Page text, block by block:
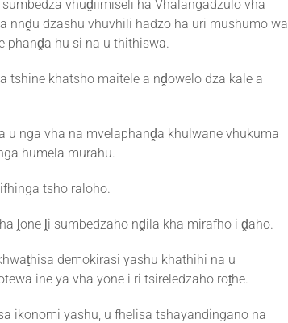
vhuḓiimiseli ha Vhalangadzulo vha
nnḓu dzashu vhuvhili hadzo ha uri mushumo wa
phanḓa hu si na u thithiswa.
tshine khatsho maitele a nḓowelo dza kale a
u nga vha na mvelaphanḓa khulwane vhukuma
humela murahu.
tsho raloho.
ḽone ḽi sumbedzaho nḓila kha mirafho i ḓaho.
demokirasi yashu khathihi na u
ine ya vha yone i ri tsireledzaho roṱhe.
ikonomi yashu, u fhelisa tshayandingano na